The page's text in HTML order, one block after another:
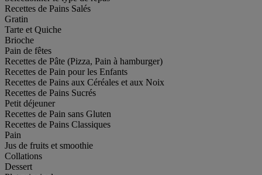
Recettes de Pains Salés
Gratin
Tarte et Quiche
Brioche
Pain de fêtes
Recettes de Pâte (Pizza, Pain à hamburger)
Recettes de Pain pour les Enfants
Recettes de Pains aux Céréales et aux Noix
Recettes de Pains Sucrés
Petit déjeuner
Recettes de Pain sans Gluten
Recettes de Pains Classiques
Pain
Jus de fruits et smoothie
Collations
Dessert